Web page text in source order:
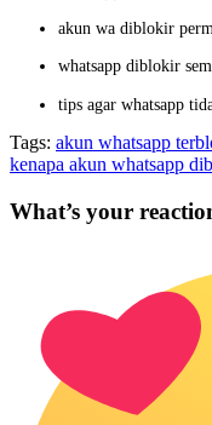
akun wa diblokir
whatsapp diblokir
tips agar whatsapp
Tags: akun whatsapp
kenapa akun whatsapp
What’s your